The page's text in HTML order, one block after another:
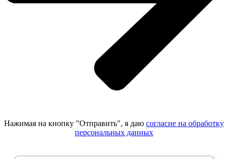
Нажимая на кнопку "Отправить", я даю согласие на обработку
персональных данных